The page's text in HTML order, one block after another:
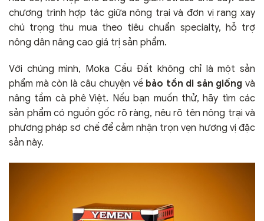
chương trình hợp tác giữa nông trại và đơn vị rang xay
chú trọng thu mua theo tiêu chuẩn specialty, hỗ trợ
nông dân nâng cao giá trị sản phẩm.
Với chúng mình, Moka Cầu Đất không chỉ là một sản
phẩm mà còn là câu chuyện về bảo tồn di sản giống và
nâng tầm cà phê Việt. Nếu bạn muốn thử, hãy tìm các
sản phẩm có nguồn gốc rõ ràng, nêu rõ tên nông trại và
phương pháp sơ chế để cảm nhận trọn vẹn hương vị đặc
sản này.